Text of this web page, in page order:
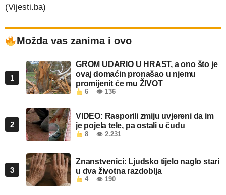
(Vijesti.ba)
Možda vas zanima i ovo
1
GROM UDARIO U HRAST, a ono što je
ovaj domaćin pronašao u njemu
promijenit će mu ŽIVOT
6 👁 136
2
VIDEO: Rasporili zmiju uvjereni da im
je pojela tele, pa ostali u čudu
8 👁 2.231
3
Znanstvenici: Ljudsko tijelo naglo stari
u dva životna razdoblja
4 👁 190